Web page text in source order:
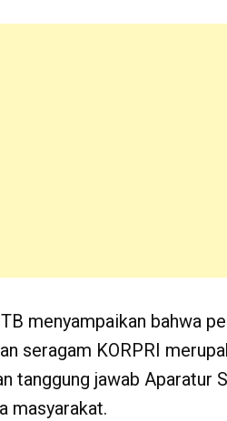
menyampaikan bahwa
seragam KORPRI
tanggung jawab Aparatur
masyarakat.